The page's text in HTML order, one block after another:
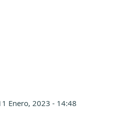
Enero, 2023 - 14:48